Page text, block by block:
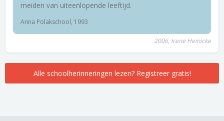
meiden van uiteenlopende leeftijd.
Anna Polakschool, 1993
2006, Irene Heinicke
Alle schoolherinneringen lezen? Registreer gratis!